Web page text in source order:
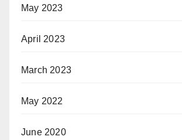
May 2023
April 2023
March 2023
May 2022
June 2020